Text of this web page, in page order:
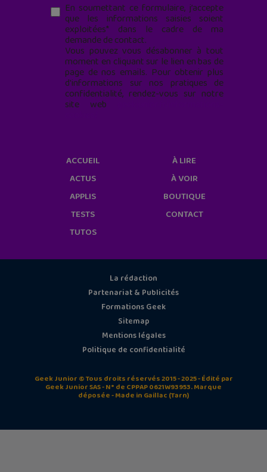
En soumettant ce formulaire, j’accepte
que les informations saisies soient
exploitées* dans le cadre de ma
demande de contact.
Vous pouvez vous désabonner à tout
moment en cliquant sur le lien en bas de
page de nos emails. Pour obtenir plus
d'informations sur nos pratiques de
confidentialité, rendez-vous sur notre
site web
ACCUEIL
ACTUS
APPLIS
TESTS
TUTOS
À LIRE
À VOIR
BOUTIQUE
CONTACT
La rédaction
Partenariat & Publicités
Formations Geek
Sitemap
Mentions légales
Politique de confidentialité
Geek Junior © Tous droits réservés 2015 - 2025 - Édité par
Geek Junior SAS - N° de CPPAP 0621W93953. Marque
déposée - Made in Gaillac (Tarn)